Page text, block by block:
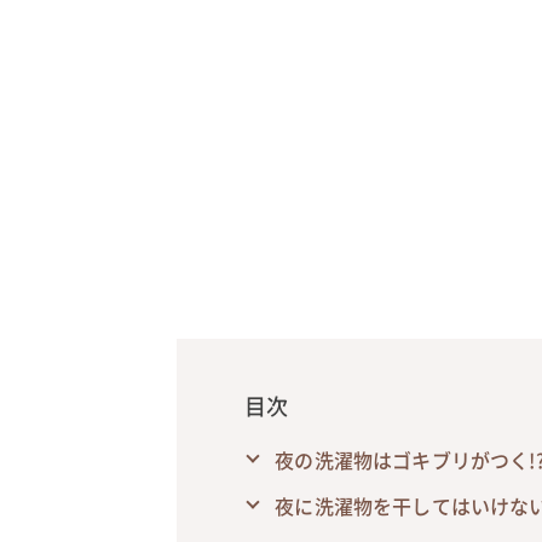
目次
夜の洗濯物はゴキブリがつく
夜に洗濯物を干してはいけな